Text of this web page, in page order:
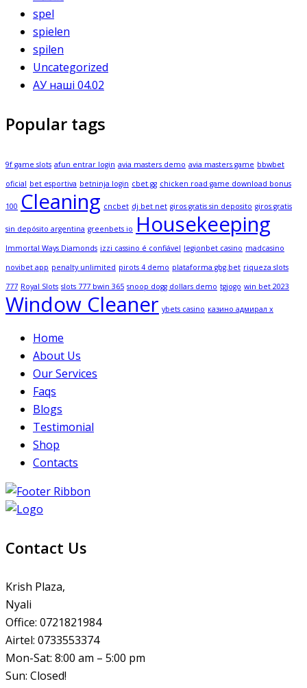
spel
spielen
spilen
Uncategorized
АУ наші 04.02
Popular tags
9f game slots afun entrar login avia masters demo avia masters game bbwbet
oficial bet esportiva betninja login cbet gg chicken road game download bonus
100 Cleaning cncbet dj bet net giros gratis sin deposito giros gratis
sin depósito argentina greenbets io Housekeeping
Immortal Ways Diamonds izzi cassino é confiável legionbet casino madcasino
novibet app penalty unlimited pirots 4 demo plataforma gbg.bet riqueza slots
777 Royal Slots slots 777 bwin 365 snoop dogg dollars demo tgjogo win bet 2023
Window Cleaner ybets casino казино адмирал х
Home
About Us
Our Services
Faqs
Blogs
Testimonial
Shop
Contacts
Contact Us
Krish Plaza,
Nyali
Office: 0721821984
Airtel: 0733553374
Mon-Sat: 8:00 am – 5:00 pm
Sun: Closed!